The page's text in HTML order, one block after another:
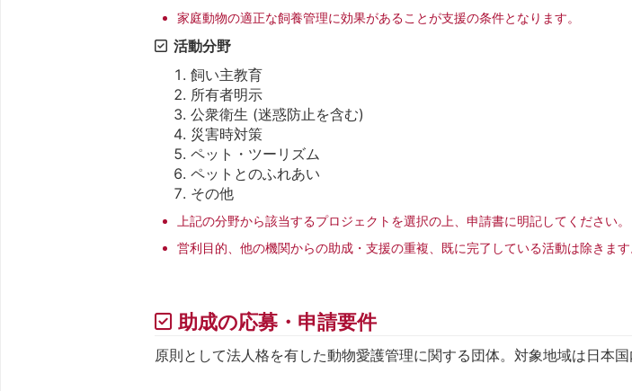
家庭動物の適正な飼養管理に効果があることが支援の条件となります。
活動分野
飼い主教育
所有者明示
公衆衛生 (迷惑防止を含む)
災害時対策
ペット・ツーリズム
ペットとのふれあい
その他
上記の分野から該当するプロジェクトを選択の上、申請書に明記してください。
営利目的、他の機関からの助成・支援の重複、既に完了している活動は除きます
助成の応募・申請要件
原則として法人格を有した動物愛護管理に関する団体。対象地域は日本国